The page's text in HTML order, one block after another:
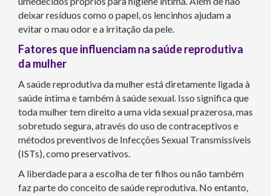
deixar resíduos como o papel, os lencinhos ajudam a
evitar o mau odor e a irritação da pele.
Fatores que influenciam na saúde reprodutiva
da mulher
A saúde reprodutiva da mulher está diretamente ligada à
saúde íntima e também à saúde sexual. Isso significa que
toda mulher tem direito a uma vida sexual prazerosa, mas
sobretudo segura, através do uso de contraceptivos e
métodos preventivos de Infecções Sexual Transmissíveis
(ISTs), como preservativos.
A liberdade para a escolha de ter filhos ou não também
faz parte do conceito de saúde reprodutiva. No entanto,